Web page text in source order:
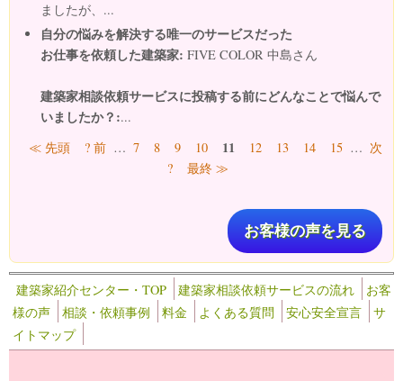
ましたが、...
自分の悩みを解決する唯一のサービスだった
お仕事を依頼した建築家: FIVE COLOR 中島さん
建築家相談依頼サービスに投稿する前にどんなことで悩んで
いましたか？:...
ページ
≪ 先頭 ? 前 … 7 8 9 10 11 12 13 14 15 … 次
?
最終 ≫
お客様の声を見る
建築家紹介センター・TOP 建築家相談依頼サービスの流れ
お客
様の声
相談・依頼事例 料金 よくある質問 安心安全宣言
サ
イトマップ